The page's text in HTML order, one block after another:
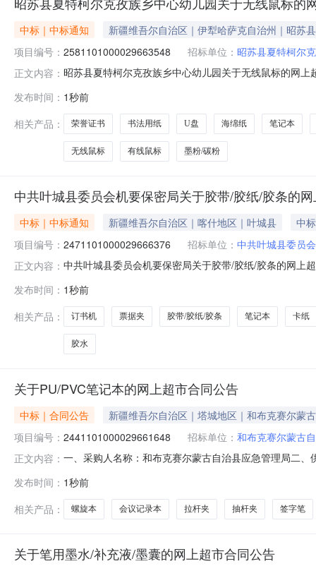
中标｜中标通知
新疆维吾尔自治区｜伊犁哈萨克自治州｜昭苏县
项目编号： 2581101000029663548 招标单位： 昭苏县夏特柯尔
正文内容： 昭苏县夏特柯尔克孜族乡中心幼儿园关于无线鼠标的网
购计划金额（元）:项目所在行政区划编码:654026项目
发布时间： 1秒前
相关产品：
荣誉证书 书法用纸 U盘 海绵纸 笔记本
无线鼠标 有线鼠标 墨粉/碳粉
中共叶城县委员会机要保密局关于胶带/胶纸/胶条的
中标｜中标通知 新疆维吾尔自治区｜喀什地区｜叶城县
中
项目编号： 2471101000029666376 招标单位： 中共叶城县委员
正文内容： 中共叶城县委员会机要保密局关于胶带/胶纸/胶条的网上
所在行政区划编码:653126项目所在行政区划名称:新疆
发布时间： 1秒前
相关产品：
订书机 票据夹 胶带/胶纸/胶条 笔记本 卡纸
胶水
关于PU/PVC笔记本的网上超市合同公告
中标｜合同公告
新疆维吾尔自治区｜塔城地区｜和布克赛尔蒙
项目编号： 2441101000029661648 招标单位： 和布克赛尔蒙古
正文内容： 一、采购人名称：和布克赛尔蒙古自治县应急管理局二
笔记本、会议记录本得力/deli3344本3.0020602得力
发布时间： 1秒前
相关产品：
螺旋本 会议记录本 拉杆夹 抽杆夹 签字笔
关于笔用墨水/补充液/墨囊的网上超市合同公告